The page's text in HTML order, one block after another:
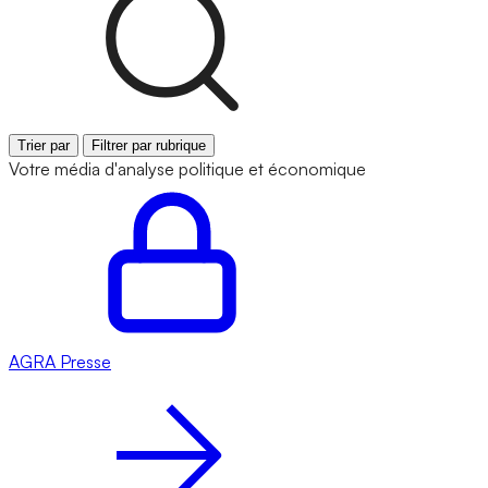
Trier par Filtrer par rubrique
Votre média d'analyse politique et économique
AGRA Presse